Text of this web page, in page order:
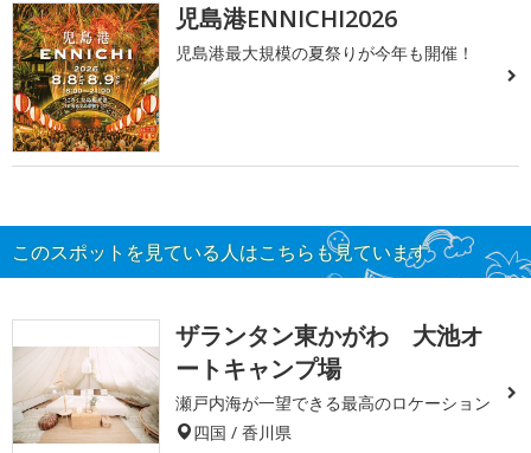
児島港ENNICHI2026
児島港最大規模の夏祭りが今年も開催！
このスポットを見ている人はこちらも見ています
ザランタン東かがわ 大池オ
ートキャンプ場
瀬戸内海が一望できる最高のロケーション
四国 / 香川県